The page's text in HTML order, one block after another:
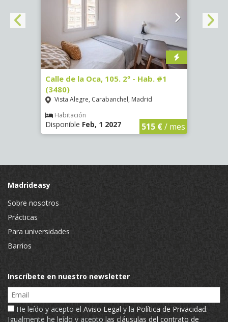
Calle de la Oca, 105. 2º - Hab. #1
(3480)
Vista Alegre, Carabanchel, Madrid
Habitación
Disponible Feb, 1 2027 515 €/ mes
Madrideasy
Sobre nosotros
Prácticas
Para universidades
Barrios
Inscríbete en nuestro newsletter
Email
He leído y acepto el Aviso Legal y la Política de Privacidad.
Igualmente he leído y acepto las cláusulas del contrato de